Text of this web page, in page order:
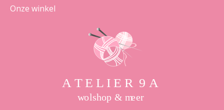
Onze winkel